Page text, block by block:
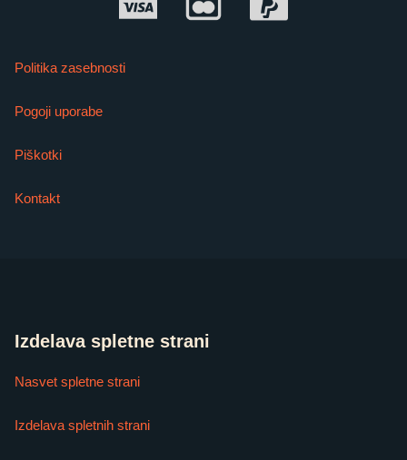
Politika zasebnosti
Pogoji uporabe
Piškotki
Kontakt
Izdelava spletne strani
Nasvet spletne strani
Izdelava spletnih strani